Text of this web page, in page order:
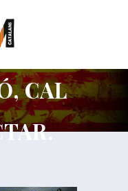
CAL